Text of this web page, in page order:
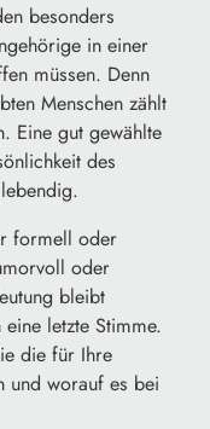
besonders
in einer
müssen. Denn
Menschen zählt
Eine gut gewählte
des
formell oder
oder
bleibt
letzte Stimme.
die für Ihre
und worauf es bei